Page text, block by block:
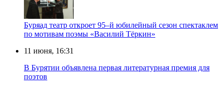
Буряад театр откроет 95–й юбилейный сезон спектаклем
по мотивам поэмы «Василий Тёркин»
11 июня, 16:31
В Бурятии объявлена первая литературная премия для
поэтов